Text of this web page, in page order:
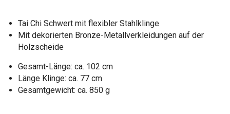
Tai Chi Schwert mit flexibler Stahlklinge
Mit dekorierten Bronze-Metallverkleidungen auf der
Holzscheide
Gesamt-Länge: ca. 102 cm
Länge Klinge: ca. 77 cm
Gesamtgewicht: ca. 850 g